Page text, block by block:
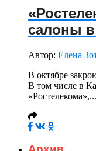
салоны
Автор: Елена
В октябре
В том числе в
«Ростелекома»,...